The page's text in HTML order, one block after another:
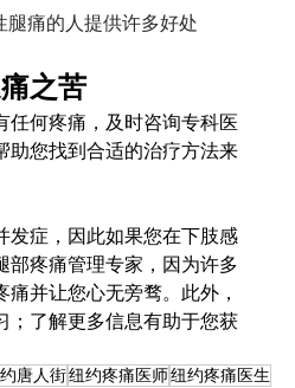
痛的人提供许多好处
之苦
任何疼痛，及时咨询专科医
助您找到合适的治疗方法来
发症，因此如果您在下肢感
部疼痛管理专家，因为许多
并让您心无旁骛。此外，
；了解更多信息有助于您获
唐人街纽约疼痛医师纽约疼痛医生